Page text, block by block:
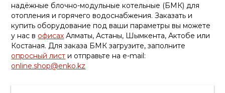
надёжные блочно-модульные котельные (БМК) для
отопления и горячего водоснабжения. Заказать и
купить оборудование под ваши параметры вы можете
у нас в офисах Алматы, Астаны, Шымкента, Актобе или
Костаная. Для заказа БМК загрузите, заполните
опросный лист и отправьте на e-mail:
online.shop@enko.kz